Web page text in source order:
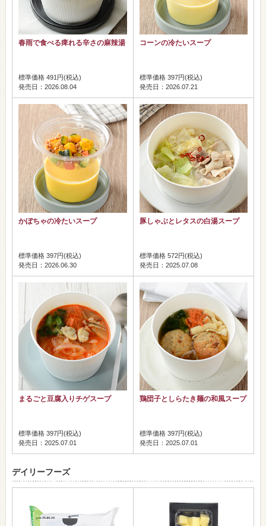
春雨で食べる痺れる辛さの麻辣湯
標準価格 491円(税込)
発売日：2026.08.04
コーンの冷たいスープ
標準価格 397円(税込)
発売日：2026.07.21
かぼちゃの冷たいスープ
標準価格 397円(税込)
発売日：2026.06.30
豚しゃぶとレタスの白湯スープ
標準価格 572円(税込)
発売日：2025.07.08
まるごと豆腐入りチゲスープ
標準価格 397円(税込)
発売日：2025.07.01
鶏団子としらたき麺の和風スープ
標準価格 397円(税込)
発売日：2025.07.01
デイリーフーズ